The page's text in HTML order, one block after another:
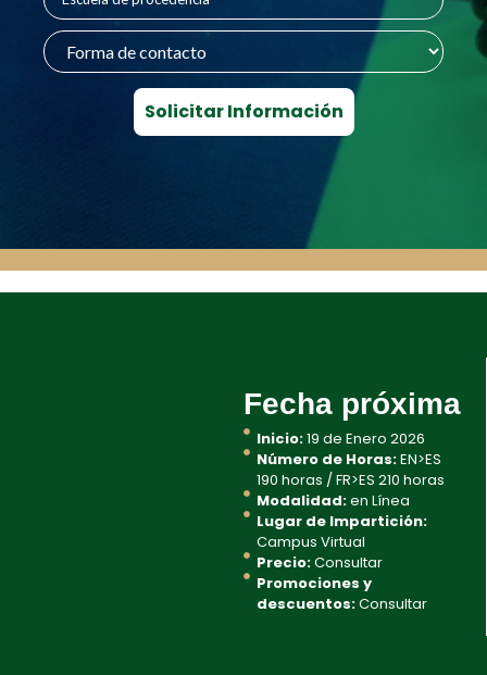
Fecha próxima
Inicio:19 de Enero 2026
Número de Horas:EN>ES
190 horas / FR>ES 210 horas
Modalidad:en Línea
Lugar de Impartición:
Campus Virtual
Precio:Consultar
Promociones y
descuentos:Consultar